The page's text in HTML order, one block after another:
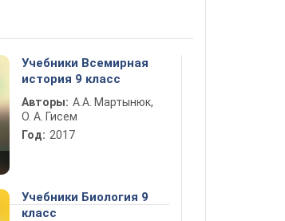
Учебники Всемирная
история 9 класс
Авторы: А.А. Мартынюк,
О. А. Гисем
Год: 2017
Учебники Биология 9
класс